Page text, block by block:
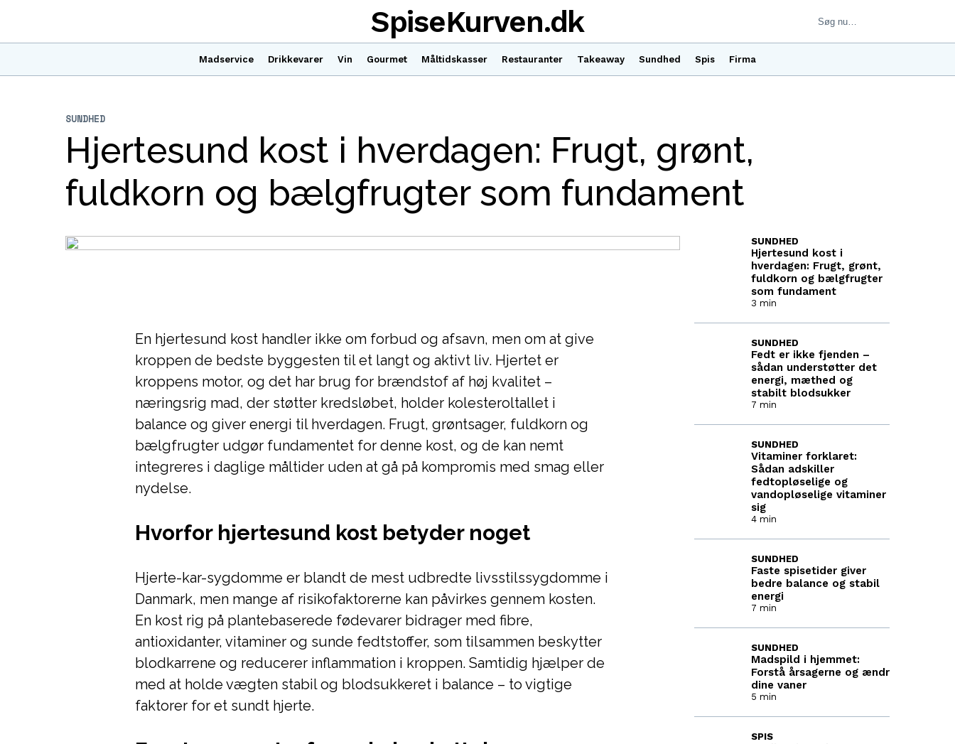
Madservice Drikkevarer Vin Gourmet Måltidskasser Restauranter Takeaway Sundhed Spis Firma
SpiseKurven.dk
Hjertesund kost i hverdagen: Frugt, grønt,
fuldkorn og bælgfrugter som fundament
SUNDHED
En hjertesund kost handler ikke om forbud og afsavn, men om at give
kroppen de bedste byggesten til et langt og aktivt liv. Hjertet er
kroppens motor, og det har brug for brændstof af høj kvalitet –
næringsrig mad, der støtter kredsløbet, holder kolesteroltallet i
balance og giver energi til hverdagen. Frugt, grøntsager, fuldkorn og
bælgfrugter udgør fundamentet for denne kost, og de kan nemt
integreres i daglige måltider uden at gå på kompromis med smag eller
nydelse.
Hvorfor hjertesund kost betyder noget
Hjerte-kar-sygdomme er blandt de mest udbredte livsstilssygdomme i
Danmark, men mange af risikofaktorerne kan påvirkes gennem kosten.
En kost rig på plantebaserede fødevarer bidrager med fibre,
antioxidanter, vitaminer og sunde fedtstoffer, som tilsammen beskytter
blodkarrene og reducerer inflammation i kroppen. Samtidig hjælper de
med at holde vægten stabil og blodsukkeret i balance – to vigtige
faktorer for et sundt hjerte.
Hjertesund kost i
hverdagen: Frugt, grønt,
fuldkorn og bælgfrugter
som fundament
SUNDHED
3 min
Fedt er ikke fjenden –
sådan understøtter det
energi, mæthed og
stabilt blodsukker
SUNDHED
7 min
Vitaminer forklaret:
Sådan adskiller
fedtopløselige og
vandopløselige vitaminer
sig
SUNDHED
4 min
Faste spisetider giver
bedre balance og stabil
energi
SUNDHED
7 min
Madspild i hjemmet:
Forstå årsagerne og ændr
dine vaner
SUNDHED
5 min
SPIS